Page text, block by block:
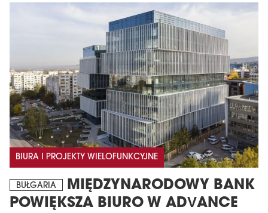
BIURA I PROJEKTY WIELOFUNKCYJNE
BUŁGARIA
MIĘDZYNARODOWY BANK
POWIĘKSZA BIURO W ADVANCE